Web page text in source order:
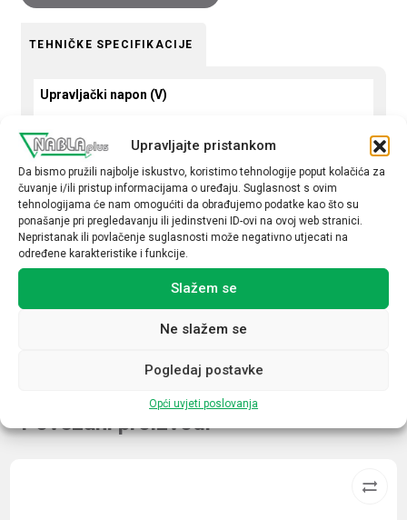
Upravljajte pristankom
Da bismo pružili najbolje iskustvo, koristimo tehnologije poput kolačića za
čuvanje i/ili pristup informacijama o uređaju. Suglasnost s ovim
tehnologijama će nam omogućiti da obrađujemo podatke kao što su
ponašanje pri pregledavanju ili jedinstveni ID-ovi na ovoj web stranici.
Nepristanak ili povlačenje suglasnosti može negativno utjecati na
određene karakteristike i funkcije.
Slažem se
Ne slažem se
Pogledaj postavke
Opći uvjeti poslovanja
TEHNIČKE SPECIFIKACIJE
Upravljački napon (V)
Snaga motora (kW)
7,5
Nazivna struja (A)
18
Povezani proizvodi